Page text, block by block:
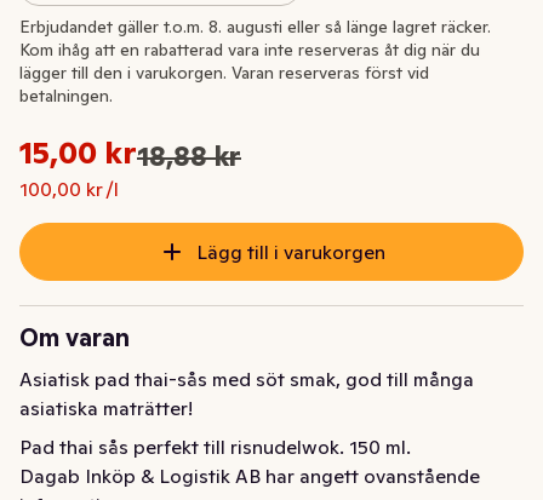
Extrapris
Ursprungspriset var: 18,88 kr
Nuvarande pris är: 15,00 kr
15,00 kr18,88 kr
100,00 kr /l
Styckpris: 100,00 kr /l
Erbjudandet gäller t.o.m. 8. augusti eller så länge lagret räcker.
Kom ihåg att en rabatterad vara inte reserveras åt dig när du
lägger till den i varukorgen. Varan reserveras först vid
betalningen.
Lägg till i varukorgen
Om varan
Asiatisk pad thai-sås med söt smak, god till många
asiatiska maträtter!
Pad thai sås perfekt till risnudelwok. 150 ml.
Dagab Inköp & Logistik AB har angett ovanstående